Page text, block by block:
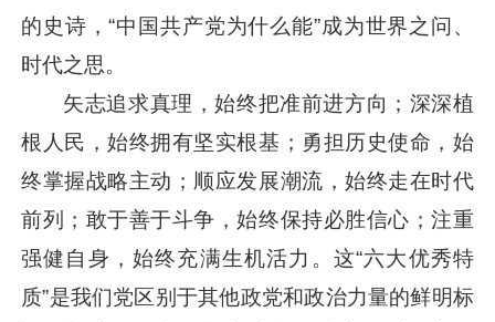
的史诗，“中国共产党为什么能”成为世界之问、
时代之思。
矢志追求真理，始终把准前进方向；深深植
根人民，始终拥有坚实根基；勇担历史使命，始
终掌握战略主动；顺应发展潮流，始终走在时代
前列；敢于善于斗争，始终保持必胜信心；注重
强健自身，始终充满生机活力。这“六大优秀特
质”是我们党区别于其他政党和政治力量的鲜明标